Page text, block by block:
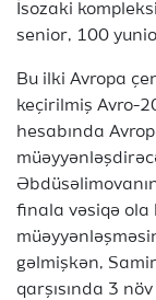
İsozaki
senior, 100
Bu ilki Avropa
keçirilmiş Avro-
hesabında
finala vəsiqə
gəlmişkən,
qarşısında 3